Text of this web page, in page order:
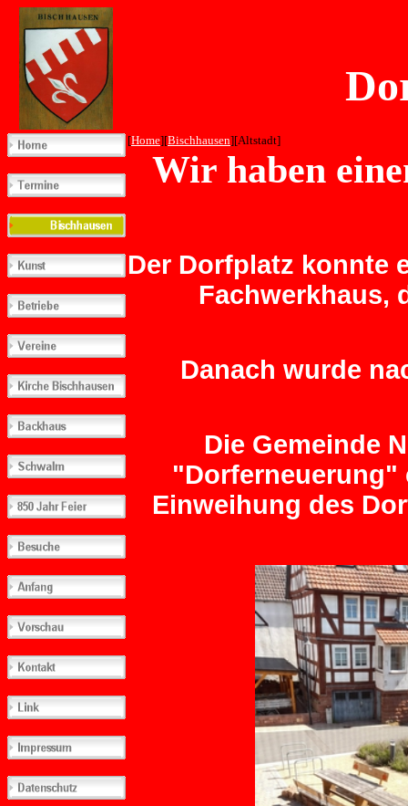
[Home][Bischhausen][Altstadt]
Wir haben
Der Dorfplatz konnte
Fachwerkhaus,
Danach wurde
Die Gemeinde
"Dorferneuerung"
Einweihung des